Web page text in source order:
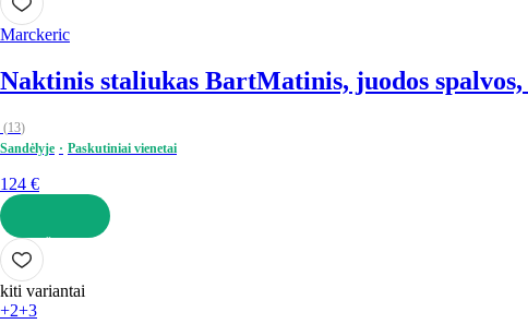
Marckeric
Naktinis staliukas BartMatinis, juodos
(13)
Sandėlyje
Paskutiniai vienetai
124 €
Į KREPŠELĮ
kiti variantai
+2+3